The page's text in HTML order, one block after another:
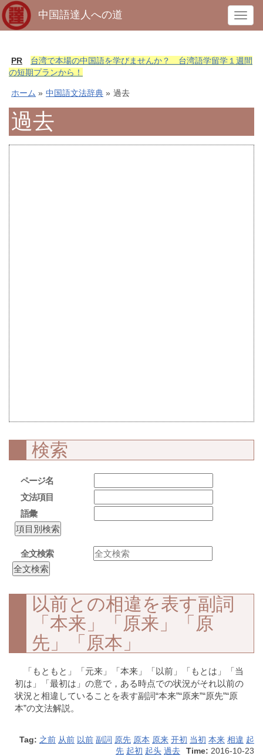
T
o
g
i
中国語達人への道
PR
台湾で本場の中国語を学びませんか？ 台湾語学留学１週間
の短期プランから！
ホーム » 中国語文法辞典 » 過去
過去
検索
ページ名
文法項目
語彙
全文検索
以前との相違を表す副詞
「本来」「原来」「原
先」「原本」
「もともと」「元来」「本来」「以前」「もとは」「当
初は」「最初は」の意で，ある時点での状況がそれ以前の
状況と相違していることを表す副詞“本来”“原来”“原先”“原
本”の文法解説。
Tag: 之前 从前 以前 副詞 原先 原本 原来 开初 当初 本来 相違 起
先 起初 起头 過去 Time: 2016-10-23